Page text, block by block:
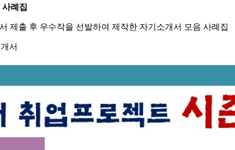
례집
제출 후 우수작을 선발하여 제작한 자기소개서 모음 사례집
서